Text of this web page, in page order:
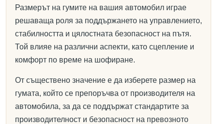
Размерът на гумите на вашия автомобил играе
решаваща роля за поддържането на управлението,
стабилността и цялостната безопасност на пътя.
Той влияе на различни аспекти, като сцепление и
комфорт по време на шофиране.
От съществено значение е да изберете размер на
гумата, който се препоръчва от производителя на
автомобила, за да се поддържат стандартите за
производителност и безопасност на превозното